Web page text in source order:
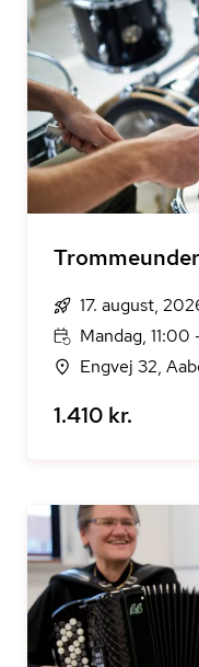
17. august,
Mandag,
Engvej 32,
1.410 kr.